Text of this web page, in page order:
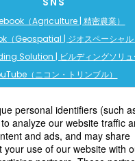
（Agriculture | 精密農業）
（Geospatial | ジオスペーシャル
Solution | ビルディングソリュ
（ニコン・トリンブル）
（ビルディングソリューション）
公式アカウント（精密農業）